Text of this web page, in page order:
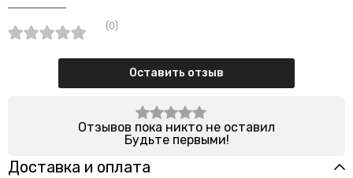
(0)
Оставить отзыв
Отзывов пока никто не оставил
Будьте первыми!
Доставка и оплата